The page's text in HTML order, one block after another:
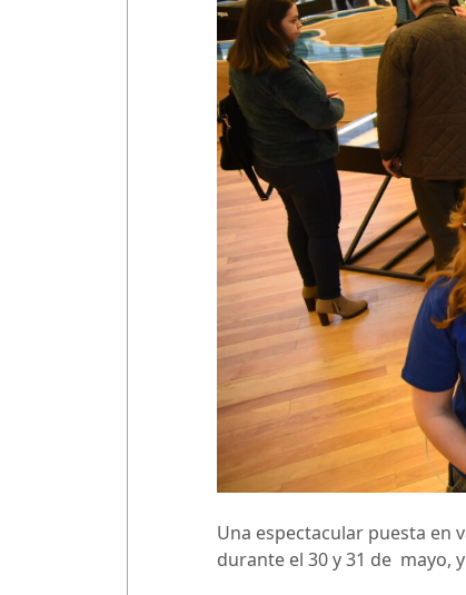
Una espectacular puesta en
durante el 30 y 31 de mayo,